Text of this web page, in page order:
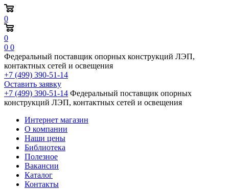
0
0
0 0
Федеральный поставщик опорных конструкций ЛЭП,
контактных сетей и освещения
+7 (499) 390-51-14
Оставить заявку
+7 (499) 390-51-14 Федеральный поставщик опорных
конструкций ЛЭП, контактных сетей и освещения
Интернет магазин
О компании
Наши цены
Библиотека
Полезное
Вакансии
Каталог
Контакты